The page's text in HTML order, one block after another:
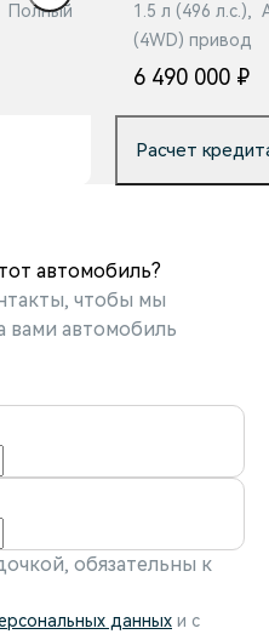
Полный
1.5 л (496
(4WD) привод
6 490 000 ₽
Расчет
автомобиль?
чтобы мы
вами автомобиль
обязательны к
данных и c